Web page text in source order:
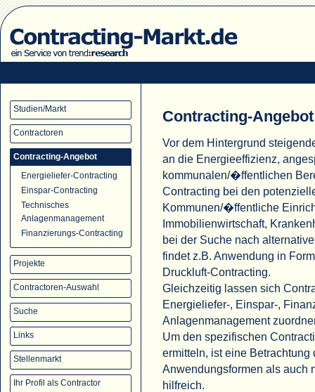
Studien/Markt
Contractoren
Contracting-Angebot
Energieliefer-Contracting
Einspar-Contracting
Technisches
Anlagenmanagement
Finanzierungs-Contracting
Projekte
Contractoren-Auswahl
Suche
Links
Stellenmarkt
Ihr Profil als Contractor
Contracting-Angebot
Vor dem Hintergrund
an die Energieeffizienz,
kommunalen/�ffentlichen
Contracting bei den
Kommunen/�ffentliche
Immobilienwirtschaft,
bei der Suche nach
findet z.B. Anwendung in
Druckluft-Contracting.
Gleichzeitig lassen sich
Energieliefer-, Einspar-,
Anlagenmanagement
Um den spezifischen
ermitteln, ist eine
Anwendungsformen als auch
hilfreich.